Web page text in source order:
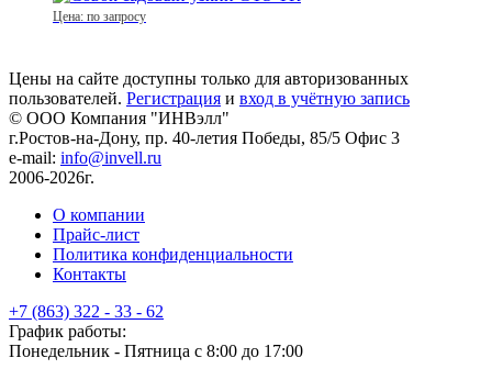
Цена: по запросу
Цены на сайте доступны только для авторизованных
пользователей. Регистрация и вход в учётную запись
© ООО Компания "ИНВэлл"
г.Ростов-на-Дону, пр. 40-летия Победы, 85/5 Офис 3
e-mail: info@invell.ru
2006-2026г.
О компании
Прайс-лист
Политика конфиденциальности
Контакты
+7 (863) 322 - 33 - 62
График работы:
Понедельник - Пятница с 8:00 до 17:00